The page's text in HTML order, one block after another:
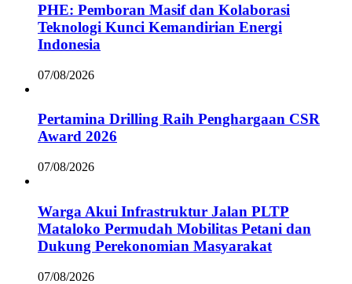
PHE: Pemboran Masif dan Kolaborasi
Teknologi Kunci Kemandirian Energi
Indonesia
07/08/2026
Pertamina Drilling Raih Penghargaan CSR
Award 2026
07/08/2026
Warga Akui Infrastruktur Jalan PLTP
Mataloko Permudah Mobilitas Petani dan
Dukung Perekonomian Masyarakat
07/08/2026